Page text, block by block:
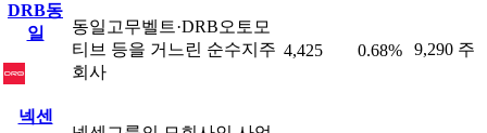
DRB동
일
동일고무벨트·DRB오토모
티브 등을 거느린 순수지주
회사
4,425 0.68% 9,290 주
넥센